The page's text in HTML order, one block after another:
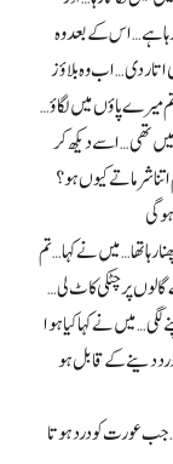
ہے… اس کے بعد وہ
دی… اب وہ بلاؤز
میرے پاؤں میں لگاؤ…
تھی… اسے دیکھ کر
شرماتے کیوں ہو؟
رہا تھا… میں نے کہا… تم
پر چٹکی کاٹ لی…
میں نے کہا کیا ہوا
دینے کے قابل ہو
جب عورت کو درد ہوتا